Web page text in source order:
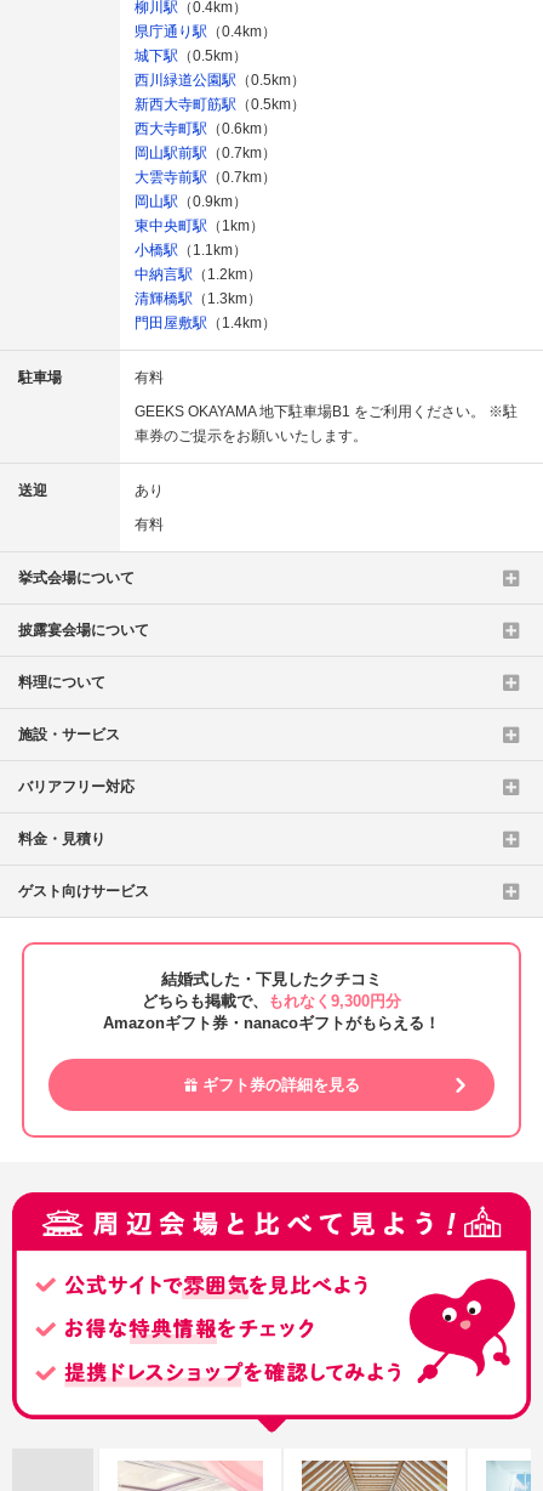
柳川駅 （0.4km）
県庁通り駅 （0.4km）
城下駅 （0.5km）
西川緑道公園駅 （0.5km）
新西大寺町筋駅 （0.5km）
西大寺町駅 （0.6km）
岡山駅前駅 （0.7km）
大雲寺前駅 （0.7km）
岡山駅 （0.9km）
東中央町駅 （1km）
小橋駅 （1.1km）
中納言駅 （1.2km）
清輝橋駅 （1.3km）
門田屋敷駅 （1.4km）
駐車場
有料
GEEKS OKAYAMA 地下駐車場B1 をご利用ください。 ※駐
車券のご提示をお願いいたします。
送迎
あり
有料
挙式会場について
披露宴会場について
料理について
施設・サービス
バリアフリー対応
料金・見積り
ゲスト向けサービス
結婚式した・下見したクチコミ
どちらも掲載で、
もれなく9,300円分
Amazonギフト券・nanacoギフトがもらえる！
ギフト券の詳細を見る